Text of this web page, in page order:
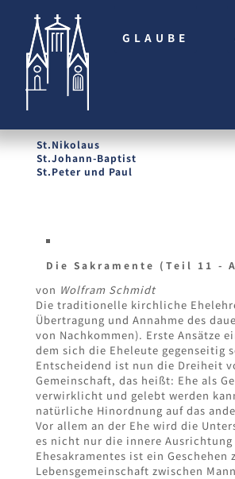
GLAUBE
St.Nikolaus
St.Johann-Baptist
St.Peter und Paul
Die Sakramente (Teil 11 -
von Wolfram Schmidt
Die traditionelle kirchliche
Übertragung und Annahme des
von Nachkommen). Erste Ansätze
dem sich die Eheleute gegenseitig
Entscheidend ist nun die Dreiheit
Gemeinschaft, das heißt: Ehe als
verwirklicht und gelebt werden
natürliche Hinordnung auf das
Vor allem an der Ehe wird die
es nicht nur die innere
Ehesakramentes ist ein
Lebensgemeinschaft zwischen